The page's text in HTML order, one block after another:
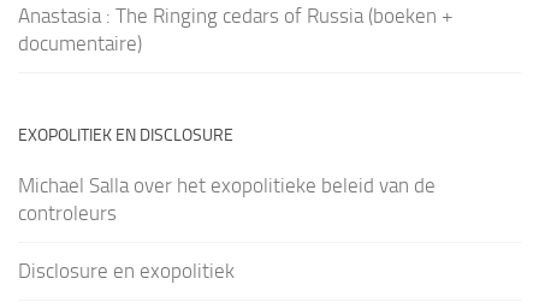
Anastasia : The Ringing cedars of Russia (boeken +
documentaire)
EXOPOLITIEK EN DISCLOSURE
Michael Salla over het exopolitieke beleid van de
controleurs
Disclosure en exopolitiek